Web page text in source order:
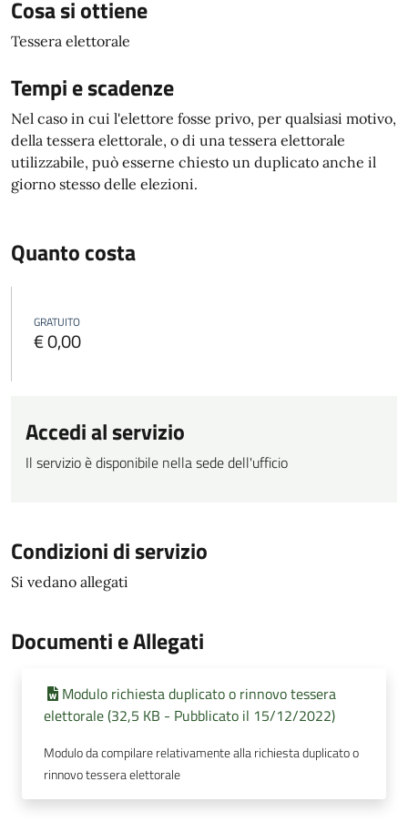
Cosa si ottiene
Tessera elettorale
Tempi e scadenze
Nel caso in cui l'elettore fosse privo, per qualsiasi motivo,
della tessera elettorale, o di una tessera elettorale
utilizzabile, può esserne chiesto un duplicato anche il
giorno stesso delle elezioni.
Quanto costa
GRATUITO
€ 0,00
Accedi al servizio
Il servizio è disponibile nella sede dell'ufficio
Condizioni di servizio
Si vedano allegati
Documenti e Allegati
Modulo richiesta duplicato o rinnovo tessera
elettorale (32,5 KB - Pubblicato il 15/12/2022)
Modulo da compilare relativamente alla richiesta duplicato o
rinnovo tessera elettorale